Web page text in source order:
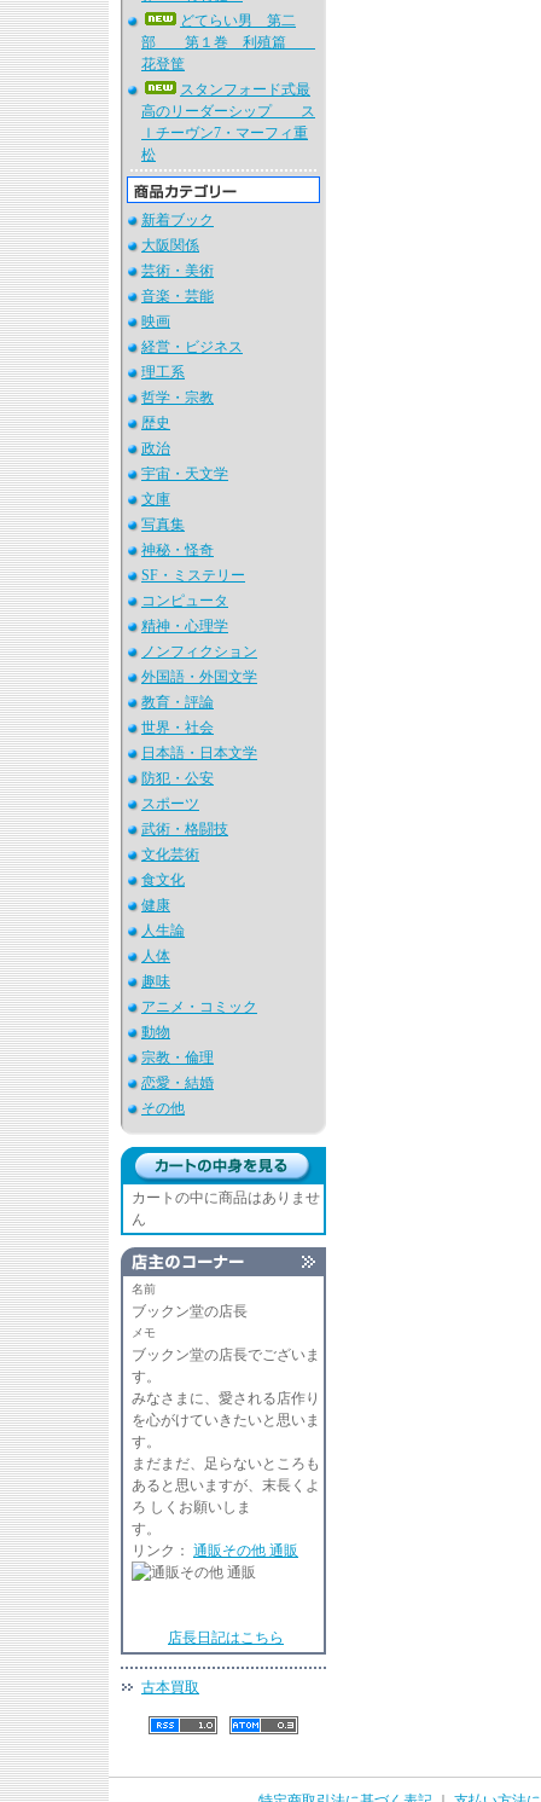
どてらい男 第二
部 第１巻 利殖篇
花登筐
スタンフォード式最
高のリーダーシップ ス
ｌチーヴン7・マーフィ重
松
新着ブック
大阪関係
芸術・美術
音楽・芸能
映画
経営・ビジネス
理工系
哲学・宗教
歴史
政治
宇宙・天文学
文庫
写真集
神秘・怪奇
SF・ミステリー
コンピュータ
精神・心理学
ノンフィクション
外国語・外国文学
教育・評論
世界・社会
日本語・日本文学
防犯・公安
スポーツ
武術・格闘技
文化芸術
食文化
健康
人生論
人体
趣味
アニメ・コミック
動物
宗教・倫理
恋愛・結婚
その他
カートの中に商品はありませ
ん
名前
ブックン堂の店長
メモ
ブックン堂の店長でございま
す
みなさまに、愛される店作り
を心がけていきたいと思いま
す。
まだまだ、足らないところも
あると思いますが、末長くよ
ろ しくお願いしま
リンク： 通販その他 通販
店長日記はこちら
古本買取